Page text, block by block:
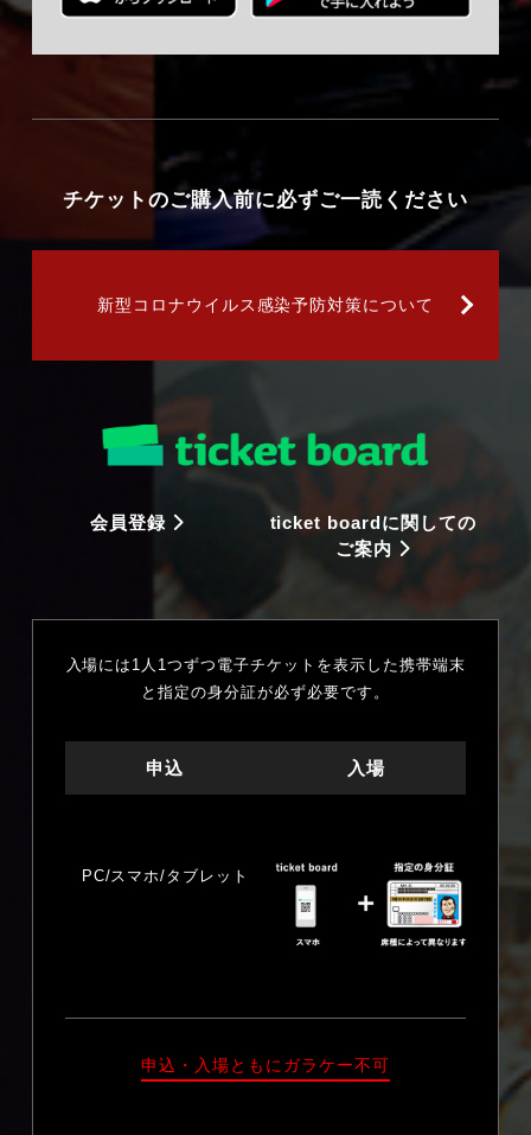
チケットのご購入前に必ずご一読ください
新型コロナウイルス感染予防対策について
会員登録
ticket boardに関しての
ご案内
入場には1人1つずつ電子チケットを表示した携帯端末
と指定の身分証が必ず必要です。
申込
PC/スマホ/タブレット
入場
申込・入場ともにガラケー不可